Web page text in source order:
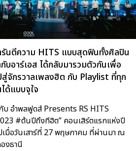
รันตีความ HITS แบบสุดฟินทั้งศิลปิน
บอาร์เอส ได้กลับมารวมตัวกันเพื่อ
สู่จักรวาลเพลงฮิต กับ Playlist ที่ทุก
ด้แบบจุใจ
อำพลฟูดส์ Presents RS HITS
#ต้นปีถึงทีฮิต” คอนเสิร์ตแรกแห่งปี
เมื่อวันเสาร์ที่ 27 พฤษภาคม ที่ผ่านมา ณ
งธานี